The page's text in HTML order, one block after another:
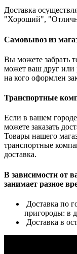
Доставка
"Хороший",
Самовывоз из
Вы можете забрать
может ваш друг или
на кого оформлен
Транспортные
Если в вашем
можете заказать
Товары нашего
транспортные
доставка.
В зависимости от
занимает разное
Доставка по
пригороды: в
Доставка в